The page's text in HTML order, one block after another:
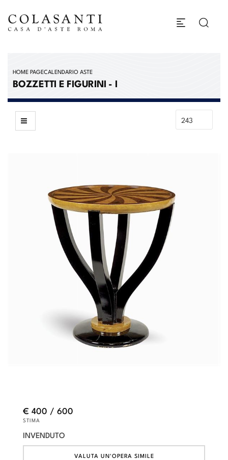
HOME PAGECALENDARIO ASTE
BOZZETTI E FIGURINI - I
€ 400 / 600
STIMA
INVENDUTO
VALUTA UN'OPERA SIMILE